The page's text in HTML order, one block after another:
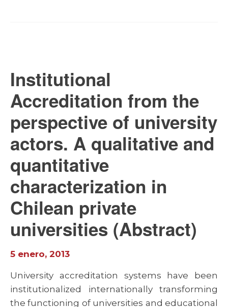
Institutional
Accreditation from the
perspective of university
actors. A qualitative and
quantitative
characterization in
Chilean private
universities (Abstract)
5 enero, 2013
University accreditation systems have been
institutionalized internationally transforming
the functioning of universities and educational